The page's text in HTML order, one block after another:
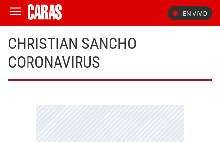
EN VIVO
CHRISTIAN SANCHO
CORONAVIRUS